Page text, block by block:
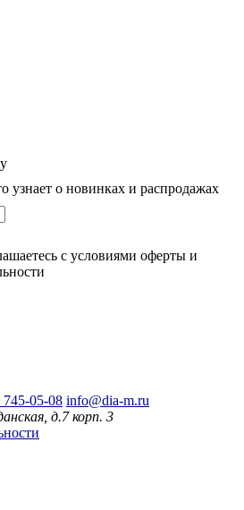
узнает о новинках и распродажах
с условиями оферты и
05-08 info@dia-m.ru
д.7 корп. 3